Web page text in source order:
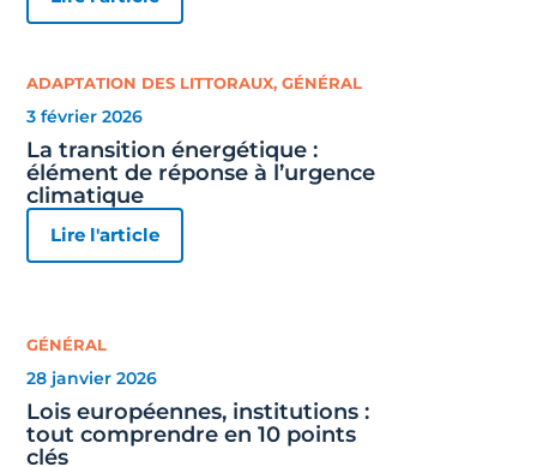
ADAPTATION DES LITTORAUX,GÉNÉRAL
3 février 2026
La transition énergétique :
élément de réponse à l’urgence
climatique
Lire l'article
GÉNÉRAL
28 janvier 2026
Lois européennes, institutions :
tout comprendre en 10 points
clés